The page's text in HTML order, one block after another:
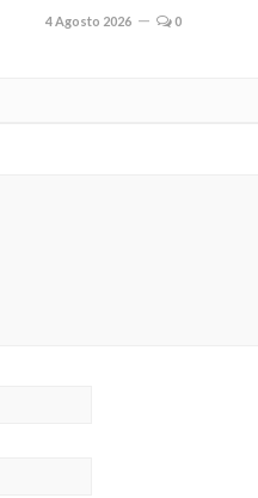
4 Agosto 2026 0